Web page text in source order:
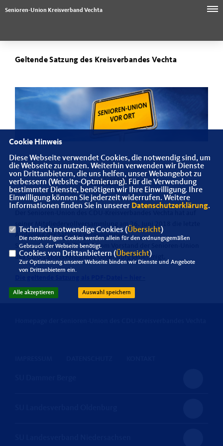
Senioren-Union Kreisverband Vechta
Geltende Satzung des Kreisverbandes Vechta
Satzung
seiner Mitgliedervollversammlung am 26. Juni 2018 die letzte
Änderung der Satzung vorgenommen.
Sie wurde am 31. Juli 2018 vom Vorstand der Senioren-Union
des CDU-Landesverbandes Oldenburg genehmigt.
Cookie Hinweis
Diese Webseite verwendet Cookies, die notwendig sind, um
die Webseite zu nutzen. Weiterhin verwenden wir Dienste
von Drittanbietern, die uns helfen, unser Webangebot zu
verbessern (Website-Optmierung). Für die Verwendung
bestimmter Dienste, benötigen wir Ihre Einwilligung. Ihre
Einwilligung können Sie jederzeit widerrufen. Weitere
Informationen finden Sie in unserer Datenschutzerklärung.
Technisch notwendige Cookies (Übersicht)
Die notwendigen Cookies werden allein für den ordnungsgemäßen
Gebrauch der Webseite benötigt.
Cookies von Drittanbietern (Übersicht)
Zur Optimierung unserer Webseite binden wir Dienste und Angebote
von Drittanbietern ein.
Alle akzeptieren Auswahl speichern